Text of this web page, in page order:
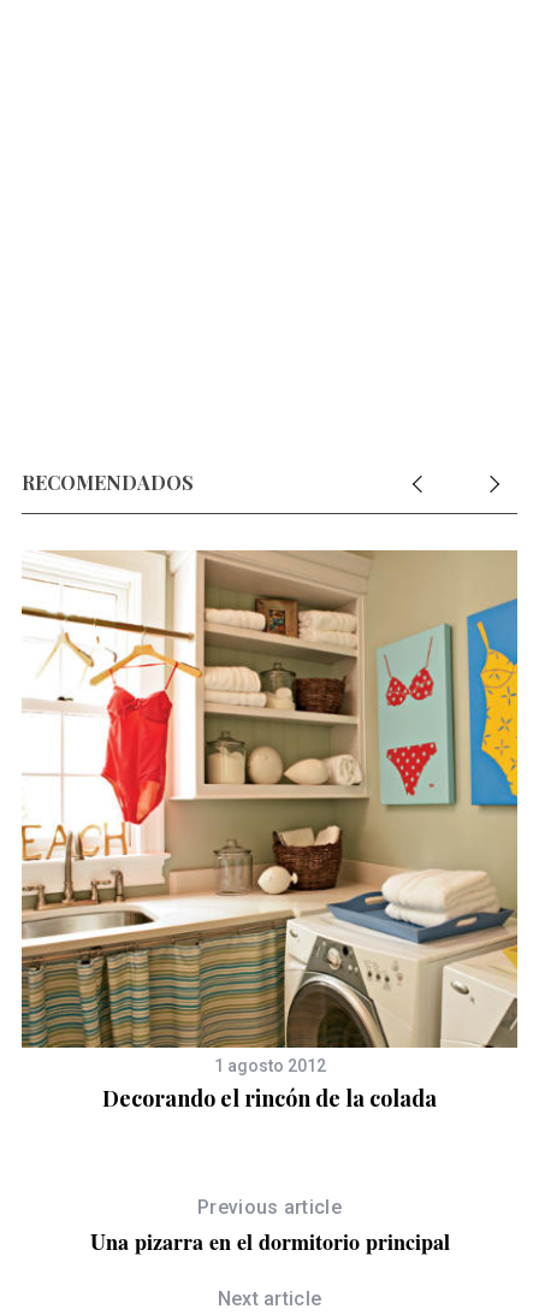
RECOMENDADOS
1 agosto 2012
Decorando el rincón de la colada
Previous article
Una pizarra en el dormitorio principal
Next article